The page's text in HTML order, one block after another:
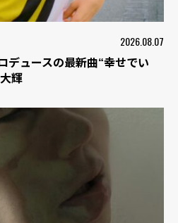
2026.08.07
デュースの最新曲“幸せでい
輝